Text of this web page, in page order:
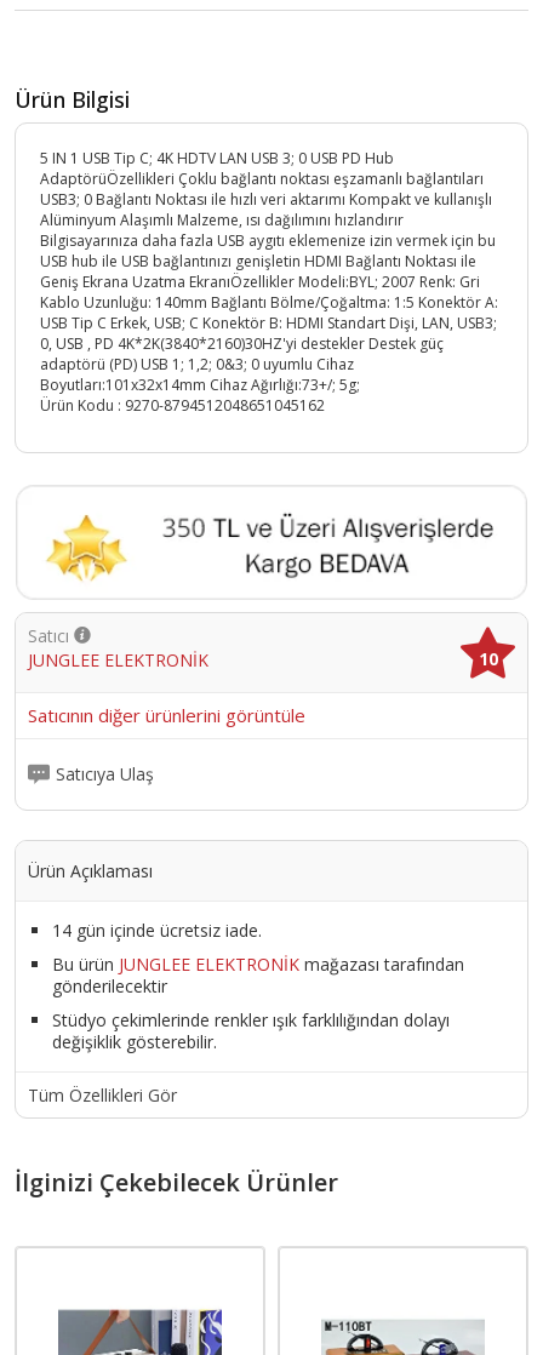
Ürün Bilgisi
5 IN 1 USB Tip C; 4K HDTV LAN USB 3; 0 USB PD Hub
AdaptörüÖzellikleri Çoklu bağlantı noktası eşzamanlı bağlantıları
USB3; 0 Bağlantı Noktası ile hızlı veri aktarımı Kompakt ve kullanışlı
Alüminyum Alaşımlı Malzeme, ısı dağılımını hızlandırır
Bilgisayarınıza daha fazla USB aygıtı eklemenize izin vermek için bu
USB hub ile USB bağlantınızı genişletin HDMI Bağlantı Noktası ile
Geniş Ekrana Uzatma EkranıÖzellikler Modeli:BYL; 2007 Renk: Gri
Kablo Uzunluğu: 140mm Bağlantı Bölme/Çoğaltma: 1:5 Konektör A:
USB Tip C Erkek, USB; C Konektör B: HDMI Standart Dişi, LAN, USB3;
0, USB , PD 4K*2K(3840*2160)30HZ'yi destekler Destek güç
adaptörü (PD) USB 1; 1,2; 0&3; 0 uyumlu Cihaz
Boyutları:101x32x14mm Cihaz Ağırlığı:73+/; 5g;
Ürün Kodu : 9270-8794512048651045162
Satıcı
JUNGLEE ELEKTRONİK
10
Satıcının diğer ürünlerini görüntüle
Satıcıya Ulaş
Ürün Açıklaması
14 gün içinde ücretsiz iade.
Bu ürün JUNGLEE ELEKTRONİK mağazası tarafından
gönderilecektir
Stüdyo çekimlerinde renkler ışık farklılığından dolayı
değişiklik gösterebilir.
Tüm Özellikleri Gör
İlginizi Çekebilecek Ürünler